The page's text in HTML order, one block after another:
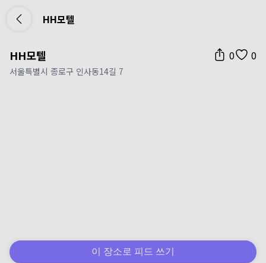
HH모텔
HH모텔 0 0
서울특별시 종로구 인사동14길 7
이 장소로 피드 쓰기